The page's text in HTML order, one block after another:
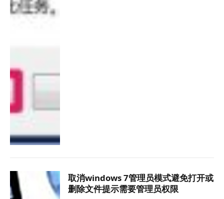
取消windows 7管理员模式避免打开或
删除文件提示需要管理员权限